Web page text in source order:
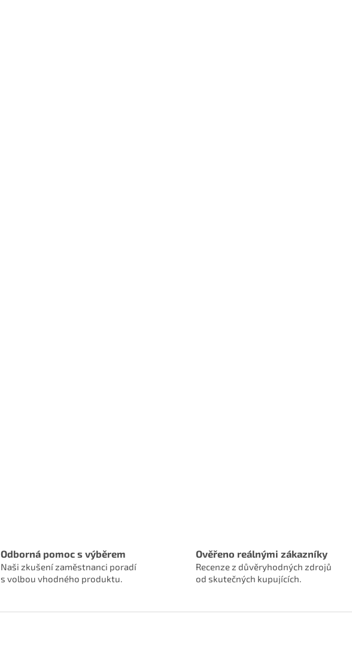
Odborná pomoc s výběrem
Naši zkušení zaměstnanci poradí
s volbou vhodného produktu.
Ověřeno reálnými zákazníky
Recenze z důvěryhodných zdrojů
od skutečných kupujících.